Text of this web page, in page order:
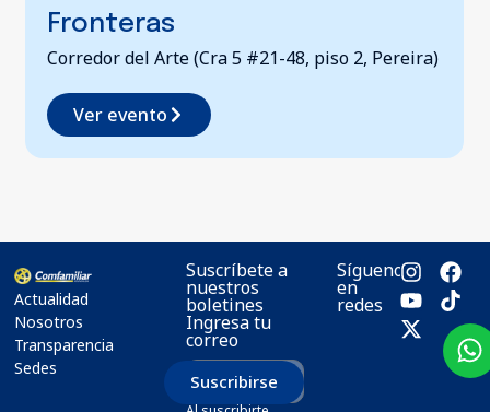
5 #21-48, piso 2, Pereira)
Biblioteca Pública
Actualidad
Nosotros
Transparencia
Sedes
Suscríbete a
nuestros
boletines
Ingresa tu
correo
Suscribirse
Síguenos
en
redes